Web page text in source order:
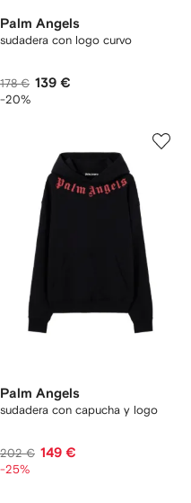
Palm Angels
sudadera con logo curvo
178 € 139 €
-20%
Palm Angels
sudadera con capucha y logo
202 € 149 €
-25%